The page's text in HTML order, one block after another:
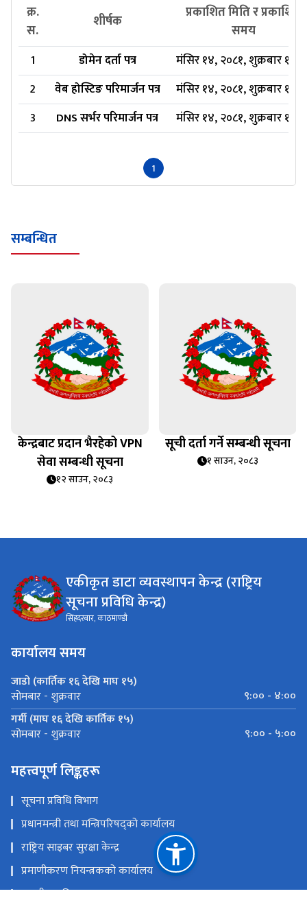
क्र.
स.
शीर्षक
प्रकाशित मिति र प्रकाशित
समय
1 डोमेन दर्ता पत्र
मंसिर १४, २०८१, शुक्रबार
2
वेब होस्टिङ परिमार्जन पत्र
मंसिर १४, २०८१, शुक्रबार
3
DNS सर्भर परिमार्जन पत्र मंसिर १४, २०८१, शुक्रबार
1
सम्बन्धित
केन्द्रबाट प्रदान भैरहेको VPN
सेवा सम्बन्धी सूचना
१२ साउन, २०८३
सूची दर्ता गर्ने सम्बन्धी सूचना
१ साउन, २०८३
एकीकृत डाटा व्यवस्थापन केन्द्र (राष्ट्रिय
सूचना प्रविधि केन्द्र)
सिंहदरबार, काठमाण्डौ
कार्यालय समय
जाडो (कार्तिक १६ देखि माघ १५)
सोमबार - शुक्रवार
९:०० - ४:००
गर्मी (माघ १६ देखि कार्तिक १५)
सोमबार - शुक्रवार ९:०० - ५:००
महत्त्वपूर्ण लिङ्कहरू
सूचना प्रविधि विभाग
प्रधानमन्त्री तथा मन्त्रिपरिषद्को कार्यालय
राष्ट्रिय साइबर सुरक्षा केन्द्र
प्रमाणीकरण नियन्त्रकको कार्यालय
सङ्‍घीय मामिला तथा सामान्य प्रशासन मन्त्रालय